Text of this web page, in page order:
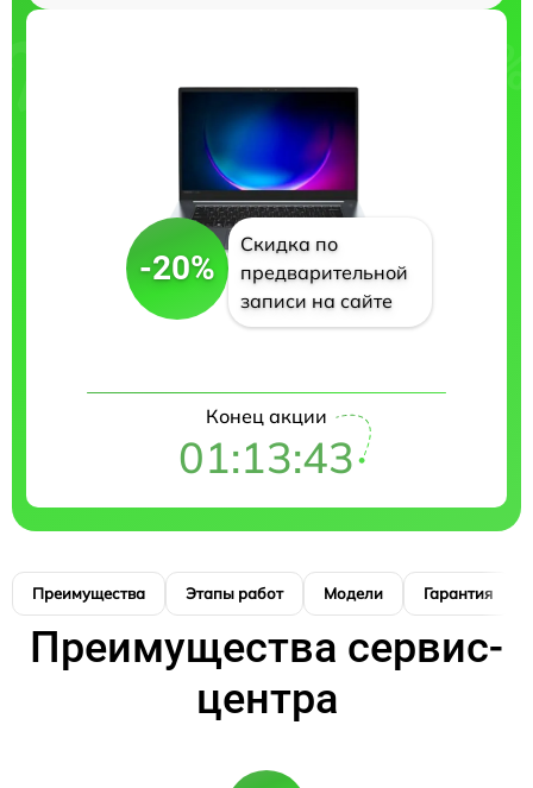
-20%
Скидка по
предварительной
записи на сайте
Конец акции
01:13:42
Преимущества Этапы работ Модели Гарантия
Преимущества сервис-
центра